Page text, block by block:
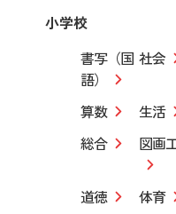
小学校
書写（国
語）
社会
算数
生活
総合
図画
道徳 体育